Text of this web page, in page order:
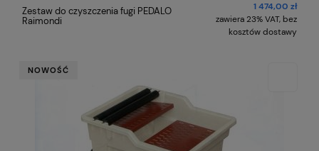
Zestaw do czyszczenia fugi PEDALO
Raimondi
1 474,00 zł
zawiera 23% VAT, bez
kosztów dostawy
NOWOŚĆ